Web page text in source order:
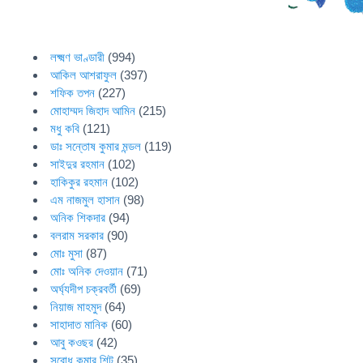
লক্ষ্মণ ভাণ্ডারী (994)
আকিল আশরাফুল (397)
শফিক তপন (227)
মোহাম্মদ জিহাদ আমিন (215)
মধু কবি (121)
ডাঃ সন্তোষ কুমার মন্ডল (119)
সাইদুর রহমান (102)
হাকিকুর রহমান (102)
এম নাজমুল হাসান (98)
অনিক শিকদার (94)
বলরাম সরকার (90)
মোঃ মুসা (87)
মোঃ অনিক দেওয়ান (71)
অর্ঘ্যদীপ চক্রবর্তী (69)
নিয়াজ মাহমুদ(64)
সাহাদাত মানিক (60)
আবু কওছর (42)
সুবোধ কুমার শিট (35)